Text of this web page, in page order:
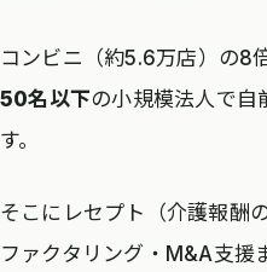
コンビニ（約5.6万店）の8
50名以下の小規模法人で自
す。
そこにレセプト（介護報酬
ファクタリング・M&A支援